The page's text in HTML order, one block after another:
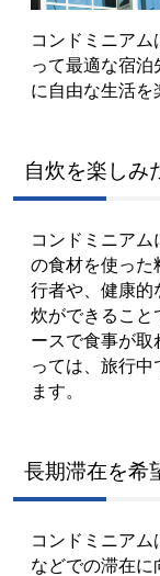
コンドミニア
って最適な宿
に自由な生活を
自炊を楽しみ
コンドミニア
の食材を使った
行者や、健康的
炊ができるこ
ースで食事が
っては、旅行
ます。
長期滞在を希
コンドミニア
などでの滞在